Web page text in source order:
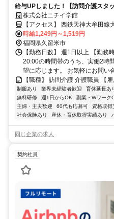
給与UPしました！【訪問介護スタ
くお仕事しませんか？
株式会社ニチイ学館
【アクセス】 西鉄天神大牟田線大善寺駅
留米市 大善寺南2丁目18-22 ■アクセス 西鉄天神大牟田線大善寺駅 徒
歩11分
時給1,249円～1,519円
福岡県久留米市
【勤務日数】 週1日以上 【勤務
20:00の時間帯のうち、実働2時
望に応じます。 お気軽にお問い
【職種】 訪問介護 介護職員 【
制服あり 業界未経験者歓迎 育休延長あ
無料研修
週1日からOK 副業・Wワーク
主婦・主夫歓迎
60代も応募可 資格取得
社会保険あり
産休・育休取得実績あり
同じ企業の求人
契約社員